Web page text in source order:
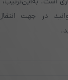
است.
در جهت